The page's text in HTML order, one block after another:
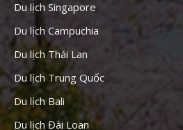
Du lịch Singapore
Du lịch Campuchia
Du lịch Thái Lan
Du lịch Trung Quốc
Du lịch Bali
Du lịch Đài Loan